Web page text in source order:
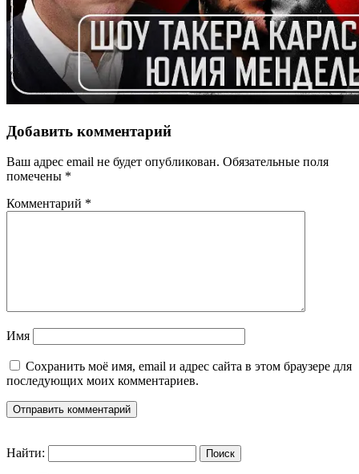
Добавить комментарий
Ваш адрес email не будет опубликован. Обязательные поля
помечены *
Комментарий *
Имя
Сохранить моё имя, email и адрес сайта в этом браузере для
последующих моих комментариев.
Найти: